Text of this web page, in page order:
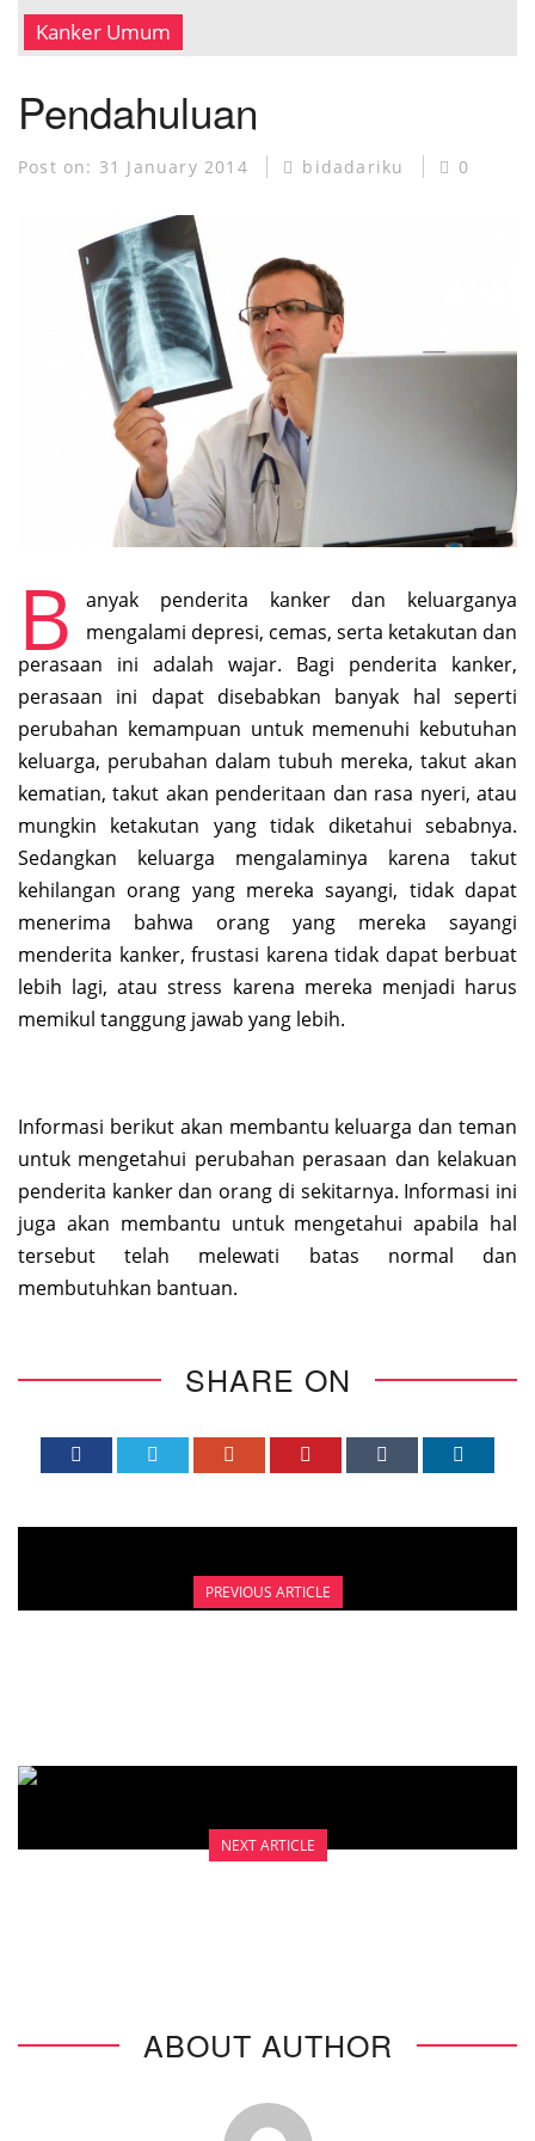
MUSEUM KANKER
Kanker Umum
Pendahuluan
Post on: 31 January 2014 bidadariku 0
B
anyak penderita kanker dan keluarganya
mengalami depresi, cemas, serta ketakutan dan
perasaan ini adalah wajar. Bagi penderita kanker,
perasaan ini dapat disebabkan banyak hal seperti
perubahan kemampuan untuk memenuhi kebutuhan
keluarga, perubahan dalam tubuh mereka, takut akan
kematian, takut akan penderitaan dan rasa nyeri, atau
mungkin ketakutan yang tidak diketahui sebabnya.
Sedangkan keluarga mengalaminya karena takut
kehilangan orang yang mereka sayangi, tidak dapat
menerima bahwa orang yang mereka sayangi
menderita kanker, frustasi karena tidak dapat berbuat
lebih lagi, atau stress karena mereka menjadi harus
memikul tanggung jawab yang lebih.
Informasi berikut akan membantu keluarga dan teman
untuk mengetahui perubahan perasaan dan kelakuan
penderita kanker dan orang di sekitarnya. Informasi ini
juga akan membantu untuk mengetahui apabila hal
tersebut telah melewati batas normal dan
membutuhkan bantuan.
SHARE ON
PREVIOUS ARTICLE
NEXT ARTICLE
ABOUT AUTHOR